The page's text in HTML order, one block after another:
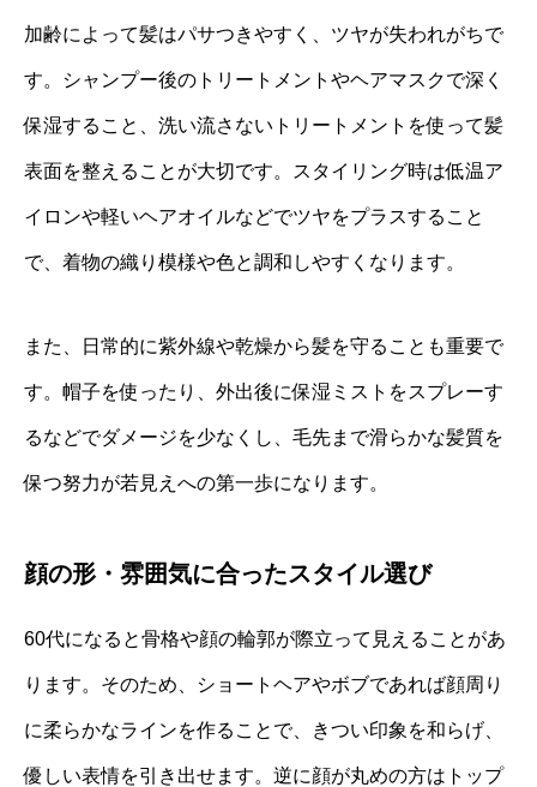
加齢によって髪はパサつきやすく、ツヤが失われがちで
す。シャンプー後のトリートメントやヘアマスクで深く
保湿すること、洗い流さないトリートメントを使って髪
表面を整えることが大切です。スタイリング時は低温ア
イロンや軽いヘアオイルなどでツヤをプラスすること
で、着物の織り模様や色と調和しやすくなります。
また、日常的に紫外線や乾燥から髪を守ることも重要で
す。帽子を使ったり、外出後に保湿ミストをスプレーす
るなどでダメージを少なくし、毛先まで滑らかな髪質を
保つ努力が若見えへの第一歩になります。
顔の形・雰囲気に合ったスタイル選び
60代になると骨格や顔の輪郭が際立って見えることがあ
ります。そのため、ショートヘアやボブであれば顔周り
に柔らかなラインを作ることで、きつい印象を和らげ、
優しい表情を引き出せます。逆に顔が丸めの方はトップ